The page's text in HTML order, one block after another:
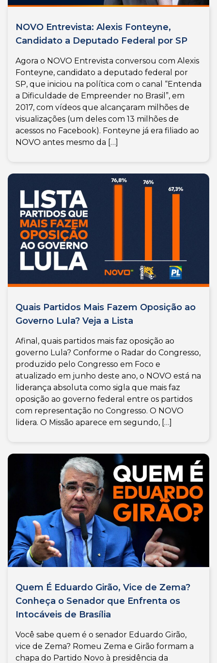
NOVO Entrevista: Alexis Fonteyne,
Candidato a Deputado Federal por SP
Agora o NOVO Entrevista conversou com Alexis
Fonteyne, candidato a deputado federal por
SP, que iniciou na política com o canal “Entenda
a Dificuldade de Empreender no Brasil”, em
2017, com vídeos que alcançaram milhões de
visualizações (um deles com 13 milhões de
acessos no Facebook). Fonteyne já era filiado ao
NOVO antes mesmo da […]
Quais Partidos Mais Fazem Oposição ao
Governo Lula? Veja a Lista
Afinal, quais partidos mais faz oposição ao
governo Lula? Conforme o Radar do Congresso,
produzido pelo Congresso em Foco e
atualizado em junho deste ano, o NOVO está na
liderança absoluta como sigla que mais faz
oposição ao governo federal entre os partidos
com representação no Congresso. O NOVO
lidera. O Missão aparece em segundo, […]
Quem É Eduardo Girão, Vice de Zema?
Conheça o Senador que Enfrenta os
Intocáveis de Brasília
Você sabe quem é o senador Eduardo Girão,
vice de Zema? Romeu Zema e Girão formam a
chapa do Partido Novo à presidência da